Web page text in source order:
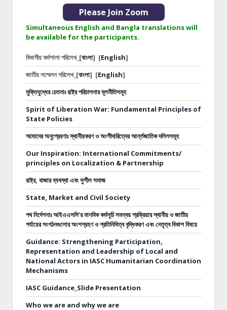
Please Join Zoom
Simultaneous English and Bangla translations will
be available for the participants.
বিভাগীয় কর্মশালা পরিলেখ_[বাংলা] [English]
জাতীয় সম্মেলন পরিলেখ_[বাংলা] [English]
মুক্তিযুদ্ধের চেতনাঃ রাষ্ট্র পরিচালনার মূলনীতিসমূহ
Spirit of Liberation War: Fundamental Principles of
State Policies
আমাদের অনুপ্রেরণাঃ স্থানীয়করণ ও অংশীদারিত্বের আর্ন্তজাতিক দলিলসমূহ
Our Inspiration: International Commitments/
principles on Localization & Partnership
রাষ্ট্র, বাজার ব্যবস্থা এবং সুশীল সমাজ
State, Market and Civil Society
পথ নির্দেশনাঃআইএএসসি’র মানবিক কর্মসূচি সমন্বয় প্রক্রিয়ার স্থানীয় ও জাতীয়
পর্যায়ের সংগঠনগুলোর অংশগ্রহণ ও প্রতিনিধিত্ব বৃদ্ধিকরণ এবং নেতৃত্ব বিকাশ বিষয়ে
Guidance: Strengthening Participation,
Representation and Leadership of Local and
National Actors in IASC Humanitarian Coordination
Mechanisms
IASC Guidance_Slide Presentation
Who we are and why we are